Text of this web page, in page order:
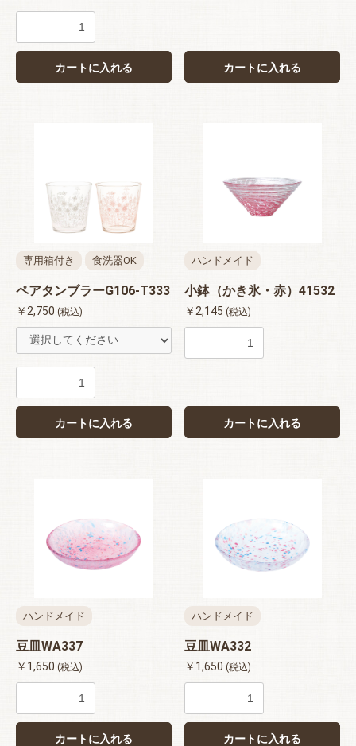
カートに入れる カートに入れる
専用箱付き 食洗器OK
ペアタンブラーG106-T333
￥2,750 (税込)
カートに入れる
ハンドメイド
小鉢（かき氷・赤）41532
￥2,145 (税込)
カートに入れる
ハンドメイド
豆皿WA337
￥1,650 (税込)
カートに入れる
ハンドメイド
豆皿WA332
￥1,650 (税込)
カートに入れる